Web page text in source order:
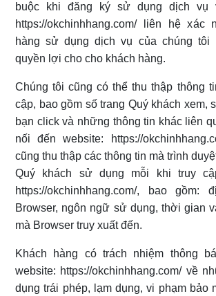
buộc khi đăng ký sử dụng dịch vụ
https://okchinhhang.com/ liên hệ xác
hàng sử dụng dịch vụ của chúng tôi
quyền lợi cho cho khách hàng.
Chúng tôi cũng có thể thu thập thông
cập, bao gồm số trang Quý khách xem,
bạn click và những thông tin khác liên
nối đến website: https://
cũng thu thập các thông tin mà trình
Quý khách sử dụng mỗi khi truy
https://okchinhhang.com/, bao
Browser, ngôn ngữ sử dụng, thời gian
mà Browser truy xuất đến.
Khách hàng có trách nhiệm thông
website: https://okchinhhang.com/ về
dụng trái phép, lạm dụng, vi phạm bảo